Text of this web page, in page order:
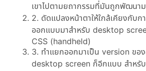
เขาไปตามยถากรรมที่มันถูกพัฒนา
2. ดัดแปลงหน้าตาให้ใกล้เคียงกับก
ออกแบบมาสำหรับ desktop
CSS (handheld)
3. ทำแยกออกมาเป็น version ขอ
desktop screen ก็อีกแบบ สำหรั